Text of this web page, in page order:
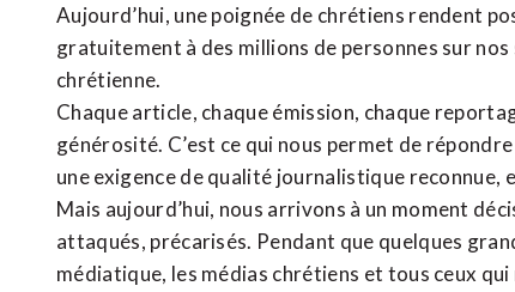
Aujourd’hui, une poignée de chrétiens rendent
gratuitement à des millions de personnes sur nos
chrétienne.
Chaque article, chaque émission, chaque
générosité. C’est ce qui nous permet de
une exigence de qualité journalistique reconnue,
Mais aujourd’hui, nous arrivons à un moment
attaqués, précarisés. Pendant que quelques
médiatique, les médias chrétiens et tous ceux